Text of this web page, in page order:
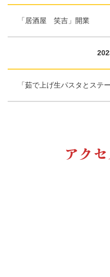
「居酒屋 笑吉」開業
「茹で上げ生パスタとステ
アク